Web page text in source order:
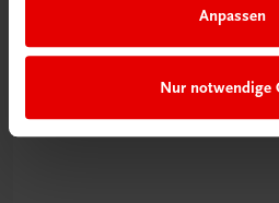
Anpassen
Nur notwendige
Mehr dazu